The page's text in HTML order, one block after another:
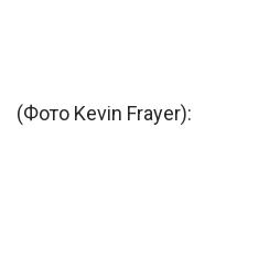
(Фото Kevin Frayer):